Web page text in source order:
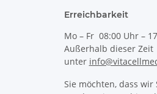
Erreichbarkeit
Mo – Fr 08:00 Uhr –
Außerhalb dieser Zeit
unter
Sie möchten, dass wir